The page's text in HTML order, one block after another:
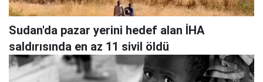
Sudan'da pazar yerini hedef alan İHA
saldırısında en az 11 sivil öldü